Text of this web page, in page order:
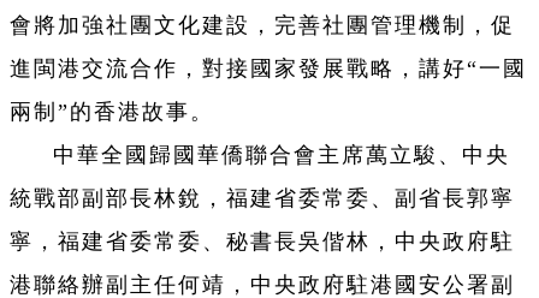
會將加強社團文化建設，完善社團管理機制，促
進閩港交流合作，對接國家發展戰略，講好“一國
兩制”的香港故事。
中華全國歸國華僑聯合會主席萬立駿、中央
統戰部副部長林銳，福建省委常委、副省長郭寧
寧，福建省委常委、秘書長吳偕林，中央政府駐
港聯絡辦副主任何靖，中央政府駐港國安公署副